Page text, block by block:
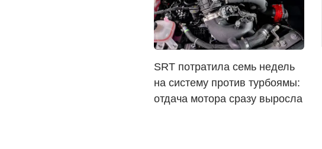
SRT потратила семь недель
на систему против турбоямы:
отдача мотора сразу выросла